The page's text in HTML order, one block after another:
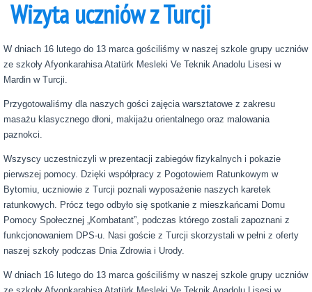
Wizyta uczniów z Turcji
W dniach 16 lutego do 13 marca gościliśmy w naszej szkole grupy uczniów
ze szkoły Afyonkarahisa Atatürk Mesleki Ve Teknik Anadolu Lisesi w
Mardin w Turcji.
Przygotowaliśmy dla naszych gości zajęcia warsztatowe z zakresu
masażu klasycznego dłoni, makijażu orientalnego oraz malowania
paznokci.
Wszyscy uczestniczyli w prezentacji zabiegów fizykalnych i pokazie
pierwszej pomocy. Dzięki współpracy z Pogotowiem Ratunkowym w
Bytomiu, uczniowie z Turcji poznali wyposażenie naszych karetek
ratunkowych. Prócz tego odbyło się spotkanie z mieszkańcami Domu
Pomocy Społecznej „Kombatant”, podczas którego zostali zapoznani z
funkcjonowaniem DPS-u. Nasi goście z Turcji skorzystali w pełni z oferty
naszej szkoły podczas Dnia Zdrowia i Urody.
W dniach 16 lutego do 13 marca gościliśmy w naszej szkole grupy uczniów